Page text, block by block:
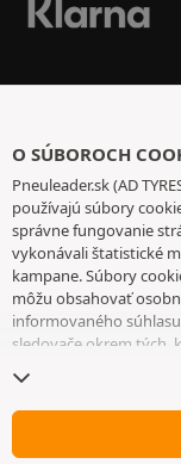
O SÚBOROCH
Pneuleader.sk (AD
používajú súbory
správne fungovanie
vykonávali štatistické
kampane. Súbory
môžu obsahovať
informovaného
sledovače okrem tých,
odvolať tak, že prejdete
rozhodnúť pokračovať
cookies alebo iných
službám. Ak chcete